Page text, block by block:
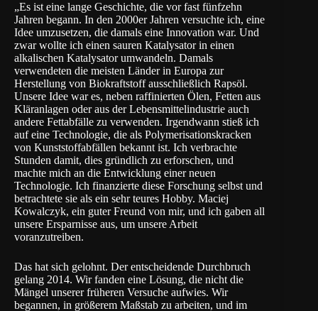
„Es ist eine lange Geschichte, die vor fast fünfzehn
Jahren begann. In den 2000er Jahren versuchte ich, eine
Idee umzusetzen, die damals eine Innovation war. Und
zwar wollte ich einen sauren Katalysator in einen
alkalischen Katalysator umwandeln. Damals
verwendeten die meisten Länder in Europa zur
Herstellung von Biokraftstoff ausschließlich Rapsöl.
Unsere Idee war es, neben raffinierten Ölen, Fetten aus
Kläranlagen oder aus der Lebensmittelindustrie auch
andere Fettabfälle zu verwenden. Irgendwann stieß ich
auf eine Technologie, die als Polymerisationskracken
von Kunststoffabfällen bekannt ist. Ich verbrachte
Stunden damit, dies gründlich zu erforschen, und
machte mich an die Entwicklung einer neuen
Technologie. Ich finanzierte diese Forschung selbst und
betrachtete sie als ein sehr teures Hobby. Maciej
Kowalczyk, ein guter Freund von mir, und ich gaben all
unsere Ersparnisse aus, um unsere Arbeit
voranzutreiben.
Das hat sich gelohnt. Der entscheidende Durchbruch
gelang 2014. Wir fanden eine Lösung, die nicht die
Mängel unserer früheren Versuche aufwies. Wir
begannen, in größerem Maßstab zu arbeiten, und im